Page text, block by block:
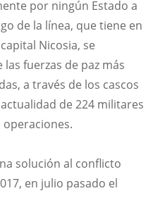
por ningún Estado a
de la línea, que tiene en
Nicosia, se
fuerzas de paz más
a través de los cascos
de 224 militares
solución al conflicto
en julio pasado el